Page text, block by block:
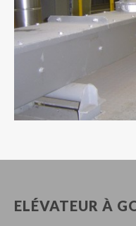
ELÉVATEUR À